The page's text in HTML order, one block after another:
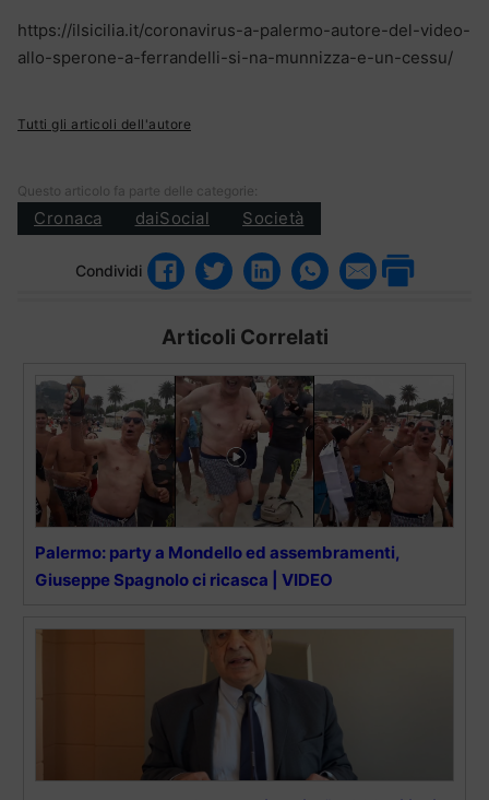
https://ilsicilia.it/coronavirus-a-palermo-autore-del-video-
allo-sperone-a-ferrandelli-si-na-munnizza-e-un-cessu/
Tutti gli articoli dell'autore
Questo articolo fa parte delle categorie:
Cronaca daiSocial Società
Condividi
Articoli Correlati
Palermo: party a Mondello ed assembramenti,
Giuseppe Spagnolo ci ricasca | VIDEO